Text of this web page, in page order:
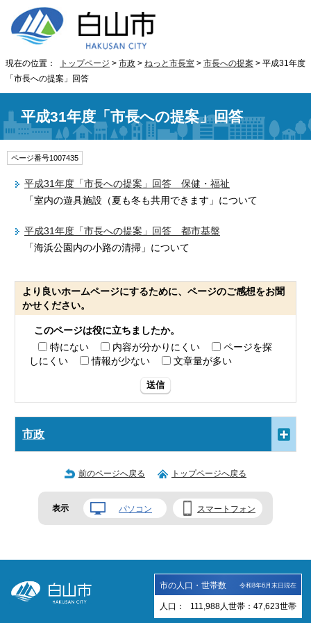
現在の位置： トップページ > 市政 > ねっと市長室 > 市長への提案 > 平成31年度
「市長への提案」回答
平成31年度「市長への提案」回答
ページ番号1007435
平成31年度「市長への提案」回答 保健・福祉
「室内の遊具施設（夏も冬も共用できます」について
平成31年度「市長への提案」回答 都市基盤
「海浜公園内の小路の清掃」について
より良いホームページにするために、ページのご感想をお聞
かせください。
このページは役に立ちましたか。
特にない
内容が分かりにくい
ページを探
しにくい
情報が少ない 文章量が多い
送信
市政
前のページへ戻る トップページへ戻る
表示 パソコン スマートフォン
市の人口・世帯数 令和8年6月末日現在
人口： 111,988 人 世帯： 47,623世帯